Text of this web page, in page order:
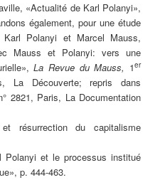
«Actualité de Karl Polanyi»,
également, pour une étude
Karl Polanyi et Marcel Mauss,
Mauss et Polanyi: vers une
La Revue du Mauss, 1er
La Découverte; repris dans
2821, Paris, La Documentation
résurrection du capitalisme
Polanyi et le processus institué
p. 444-463.